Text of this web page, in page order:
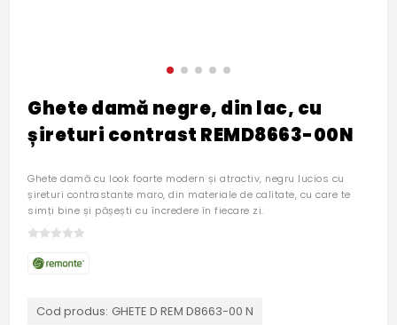
Ghete damă negre, din lac, cu
șireturi contrast REMD8663-00N
Ghete damă cu look foarte modern și atractiv, negru lucios cu
șireturi contrastante maro, din materiale de calitate, cu care te
simți bine și pășești cu încredere în fiecare zi.
Cod produs: GHETE D REM D8663-00 N